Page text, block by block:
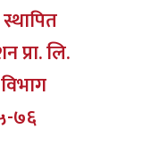
प्रा. लि.
७६